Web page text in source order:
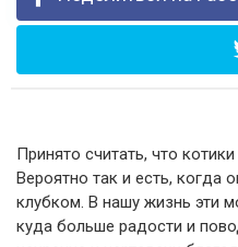
Принято считать, что
Вероятно так и есть, когда
клубком. В нашу жизнь эти
куда больше радости и